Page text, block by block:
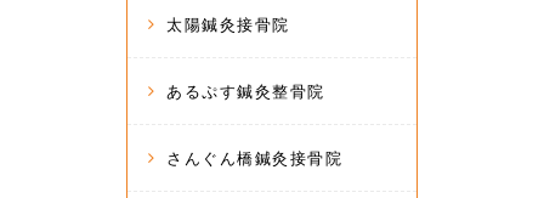
太陽鍼灸接骨院
あるぷす鍼灸整骨院
さんぐん橋鍼灸接骨院